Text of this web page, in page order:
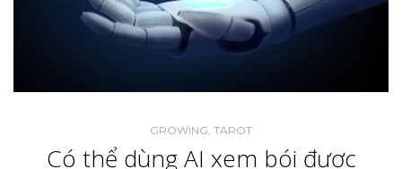
GROWING, TAROT
Có thể dùng AI xem bói được